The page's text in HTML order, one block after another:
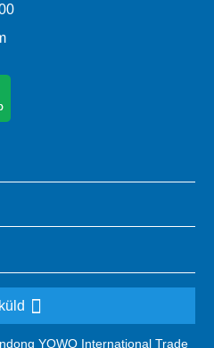
YOWO International Trade